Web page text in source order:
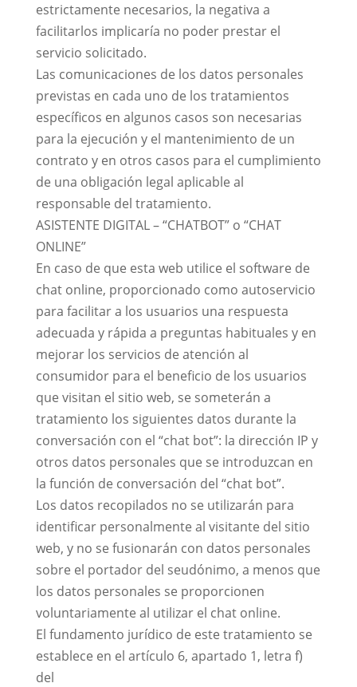
estrictamente necesarios, la negativa a
facilitarlos implicaría no poder prestar el
servicio solicitado.
Las comunicaciones de los datos personales
previstas en cada uno de los tratamientos
específicos en algunos casos son necesarias
para la ejecución y el mantenimiento de un
contrato y en otros casos para el cumplimiento
de una obligación legal aplicable al
responsable del tratamiento.
ASISTENTE DIGITAL – “CHATBOT” o “CHAT
ONLINE”
En caso de que esta web utilice el software de
chat online, proporcionado como autoservicio
para facilitar a los usuarios una respuesta
adecuada y rápida a preguntas habituales y en
mejorar los servicios de atención al
consumidor para el beneficio de los usuarios
que visitan el sitio web, se someterán a
tratamiento los siguientes datos durante la
conversación con el “chat bot”: la dirección IP y
otros datos personales que se introduzcan en
la función de conversación del “chat bot”.
Los datos recopilados no se utilizarán para
identificar personalmente al visitante del sitio
web, y no se fusionarán con datos personales
sobre el portador del seudónimo, a menos que
los datos personales se proporcionen
voluntariamente al utilizar el chat online.
El fundamento jurídico de este tratamiento se
establece en el artículo 6, apartado 1, letra f)
del